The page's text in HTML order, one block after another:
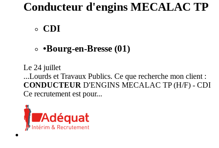
Conducteur d'engins MECALAC TP
CDI
•Bourg-en-Bresse (01)
Le 24 juillet
...Lourds et Travaux Publics. Ce que recherche mon client :
CONDUCTEUR D'ENGINS MECALAC TP (H/F) - CDI
Ce recrutement est pour...